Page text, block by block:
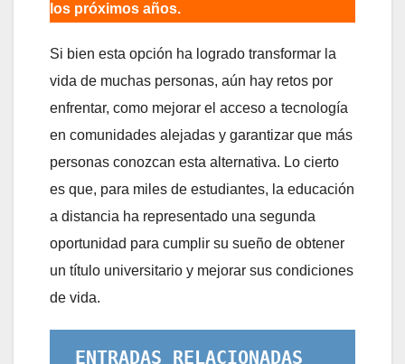
los próximos años.
Si bien esta opción ha logrado transformar la
vida de muchas personas, aún hay retos por
enfrentar, como mejorar el acceso a tecnología
en comunidades alejadas y garantizar que más
personas conozcan esta alternativa. Lo cierto
es que, para miles de estudiantes, la educación
a distancia ha representado una segunda
oportunidad para cumplir su sueño de obtener
un título universitario y mejorar sus condiciones
de vida.
ENTRADAS RELACIONADAS